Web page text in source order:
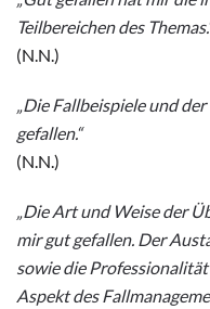
Teilbereichen des
(N.N.)
„Die Fallbeispiele und
gefallen.“
(N.N.)
„Die Art und Weise der
mir gut gefallen. Der
sowie die
Aspekt des